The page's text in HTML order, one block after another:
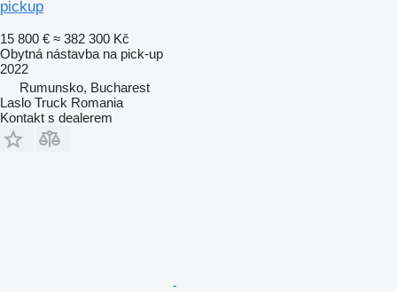
pickup
15 800 € ≈ 382 300 Kč
Obytná nástavba na pick-up
2022
Rumunsko, Bucharest
Laslo Truck Romania
Kontakt s dealerem